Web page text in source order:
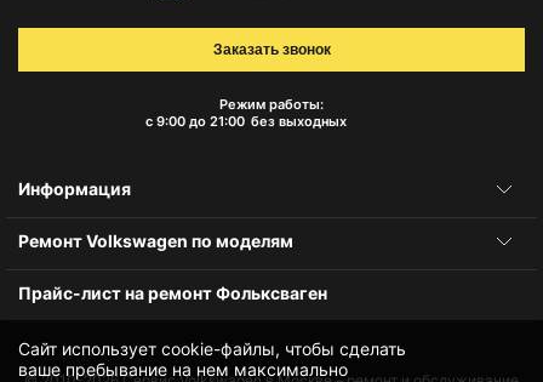
Сайт использует cookie-файлы, чтобы сделать
ваше пребывание на нем максимально
Режим работы:
с 9:00 до 21:00 без выходных
Заказать звонок
Информация
Ремонт Volkswagen по моделям
Прайс-лист на ремонт Фольксваген